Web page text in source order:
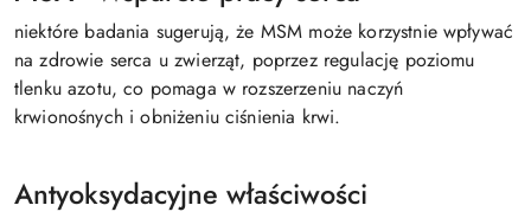
niektóre badania sugerują, że MSM może korzystnie wpływać
na zdrowie serca u zwierząt, poprzez regulację poziomu
tlenku azotu, co pomaga w rozszerzeniu naczyń
krwionośnych i obniżeniu ciśnienia krwi.
Antyoksydacyjne właściwości